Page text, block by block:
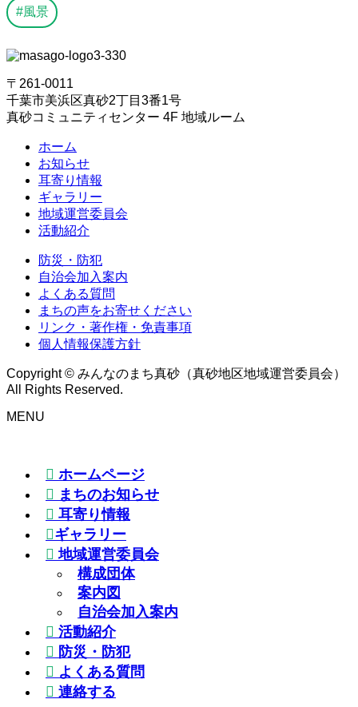
風景
〒261-0011
千葉市美浜区真砂2丁目3番1号
真砂コミュニティセンター 4F 地域ルーム
ホーム
お知らせ
耳寄り情報
ギャラリー
地域運営委員会
活動紹介
防災・防犯
自治会加入案内
よくある質問
まちの声をお寄せください
リンク・著作権・免責事項
個人情報保護方針
Copyright © みんなのまち真砂（真砂地区地域運営委員会）
All Rights Reserved.
MENU
ホームページ
まちのお知らせ
耳寄り情報
ギャラリー
地域運営委員会
構成団体
案内図
自治会加入案内
活動紹介
防災・防犯
よくある質問
連絡する